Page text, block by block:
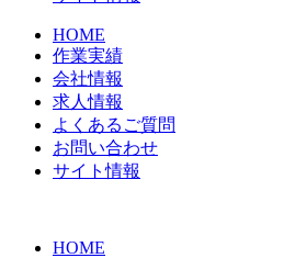
HOME
作業実績
会社情報
求人情報
よくあるご質問
お問い合わせ
サイト情報
HOME